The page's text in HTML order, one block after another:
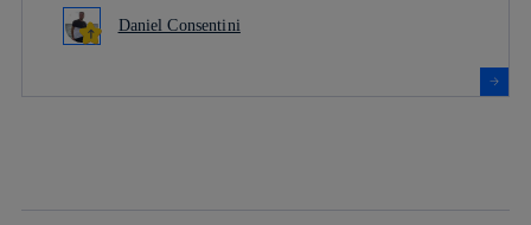
Daniel Consentini